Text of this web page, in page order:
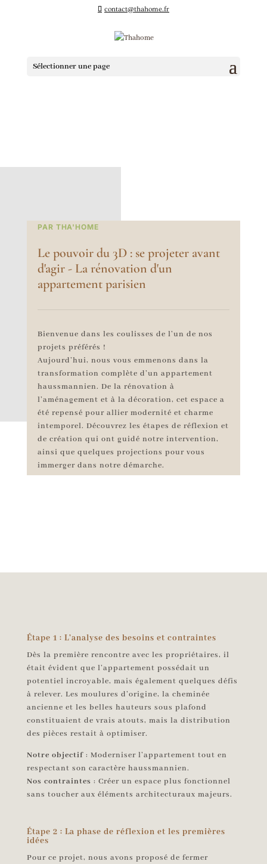
contact@thahome.fr
Sélectionner une page
PAR THA'HOME
Le pouvoir du 3D : se projeter avant
d'agir - La rénovation d'un
appartement parisien
Bienvenue dans les coulisses de l’un de nos
projets préférés !
Aujourd’hui, nous vous emmenons dans la
transformation complète d’un appartement
haussmannien. De la rénovation à
l’aménagement et à la décoration, cet espace a
été repensé pour allier modernité et charme
intemporel. Découvrez les étapes de réflexion et
de création qui ont guidé notre intervention,
ainsi que quelques projections pour vous
immerger dans notre démarche.
Étape 1 : L’analyse des besoins et contraintes
Dès la première rencontre avec les propriétaires, il
était évident que l’appartement possédait un
potentiel incroyable, mais également quelques défis
à relever. Les moulures d’origine, la cheminée
ancienne et les belles hauteurs sous plafond
constituaient de vrais atouts, mais la distribution
des pièces restait à optimiser.
Notre objectif: Moderniser l’appartement tout en
respectant son caractère haussmannien.
Nos contraintes : Créer un espace plus fonctionnel
sans toucher aux éléments architecturaux majeurs.
Étape 2 : La phase de réflexion et les premières
idées
Pour ce projet, nous avons proposé de fermer